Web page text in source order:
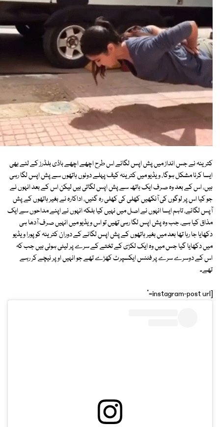
کترینہ نے جس انداز میں پش اپس لگائے اس طرح اچھے اچھے باڈی بلڈرز کے لئے بھی
ایسا کرنا مشکل ہوگا، ویڈیو میں کترینہ کیف پہلے دونوں ہاتھوں سے پش اپس لگا رہی
ہیں، اس کے بعد وہ صرف ایک ہاتھ سے پش اپس لگاتی ہیں لیکن اس کے بعد انہوں نے
جو کیا اس پر لوگوں کی آنکھیں کھلی کی کھلی رہ گئیں، اداکارہ نے بغیر ہاتھوں کے پش
آپس لگائے، تاہم ایسا انہوں نے اصل میں نہیں کیا بلکہ انہوں نے اپنے مداحوں سے ایک
مذاق کیا ہے، جب وہ پش اپس لگا رہی تھیں تو اس ویڈیو میں انہیں صرف آدھا ہی
دکھایا جا رہا تھا بعد میں بغیر ہاتھوں کے پش اپس لگانے کے دوران کترینہ کو پورا ویڈیو
میں دکھایا گیا جس میں وہ ایک لکڑی کے تختے کے سرے پر لیٹی ہوئی ہیں جب کہ
اس کے دوسرے سرے پر فٹنس ایکسپرٹ کھڑے تھے جو انہیں اوپر نیچے کر رہے
تھے۔
[instagram-post url="